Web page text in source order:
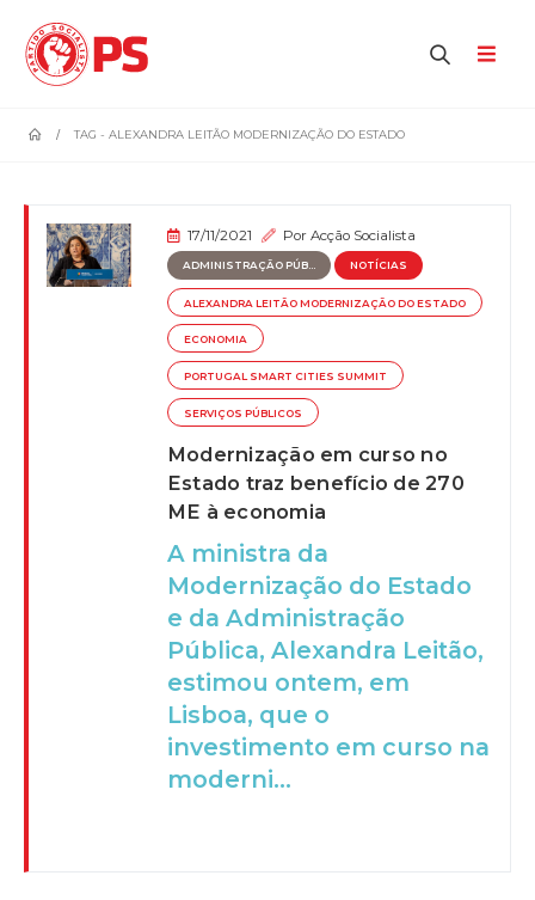
TAG - ALEXANDRA LEITÃO MODERNIZAÇÃO DO ESTADO
17/11/2021 PorAcção Socialista
ADMINISTRAÇÃO PÚB... NOTÍCIAS
ALEXANDRA LEITÃO MODERNIZAÇÃO DO ESTADO
ECONOMIA
PORTUGAL SMART CITIES SUMMIT
SERVIÇOS PÚBLICOS
Modernização em curso no
Estado traz benefício de 270
ME à economia
A ministra da
Modernização do Estado
e da Administração
Pública, Alexandra Leitão,
estimou ontem, em
Lisboa, que o
investimento em curso na
moderni...